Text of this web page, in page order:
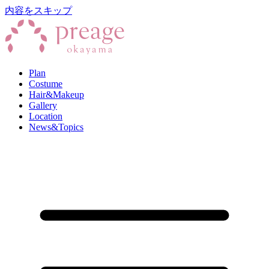
内容をスキップ
Plan
Costume
Hair&Makeup
Gallery
Location
News&Topics